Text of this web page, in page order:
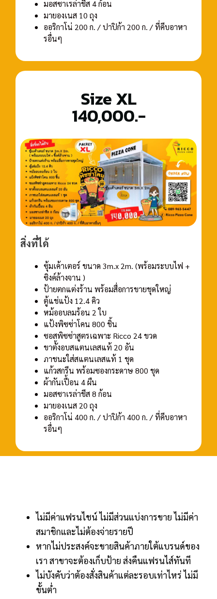
มอสซาเรล่าชีส 4 ก้อน
มายองเนส 10 ถุง
ออริกาโน่ 200 ก. / ปาปิก้า 200 ก. / ที่คีบอาหา
รอื่นๆ
Size XL
140,000.-
สิ่งที่ได้
ซุ้มเค้าเตอร์ ขนาด 3m.x 2m. (พร้อมระบบไฟ +
ซิงค์ล้างจาน )
ป้ายตกแต่งร้าน พร้อมสื่อการขายชุดใหญ่
ตู้แช่แป้ง 12.4 คิว
หม้ออบลมร้อน 2 ใบ
แป้งพิซซ่าโคน 800 ชิ้น
ซอสพิซซ่าสูตรเฉพาะ Ricco 24 ขวด
ขาตั้งอบสแตนเลสแท้ 20 อัน
ภาชนะใส่สแตนเลสแท้ 1 ชุด
แก้วสกรีน พร้อมซองกระดาษ 800 ชุด
ผ้ากันเปื้อน 4 ผืน
มอสซาเรล่าชีส 8 ก้อน
มายองเนส 20 ถุง
ออริกาโน่ 400 ก. / ปาปิก้า 400 ก. / ที่คีบอาหา
รอื่นๆ
ไม่มีค่าแฟรนไชน์ ไม่มีส่วนแบ่งการขาย ไม่มีค่า
สมาชิกและไม่ต้องจ่ายรายปี
หากไม่ประสงค์จะขายสินค้าภายใต้แบรนด์ของ
เรา สาขาจะต้องเก็บป้าย ส่งคืนแฟรนไส์ทันที
ไม่บังคับว่าต้องสั่งสินค้าแต่ละรอบเท่าไหร่ ไม่มี
ขั้นต่ำ